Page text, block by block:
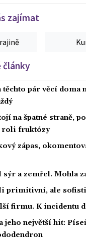
zajímat
články
pár věcí doma
na špatné straně,
roli fruktózy
zápas,
sýr a zemřel. Mohla
primitivní, ale
firmu. K incidentu
jeho největší hit: